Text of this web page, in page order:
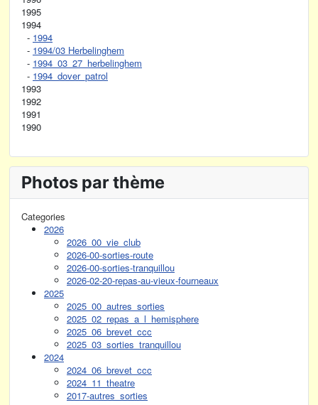
1995
1994
- 1994
- 1994/03 Herbelinghem
- 1994_03_27_herbelinghem
- 1994_dover_patrol
1993
1992
1991
1990
Photos par thème
Categories
2026
2026_00_vie_club
2026-00-sorties-route
2026-00-sorties-tranquillou
2026-02-20-repas-au-vieux-fourneaux
2025
2025_00_autres_sorties
2025_02_repas_a_l_hemisphere
2025_06_brevet_ccc
2025_03_sorties_tranquillou
2024
2024_06_brevet_ccc
2024_11_theatre
2017-autres_sorties